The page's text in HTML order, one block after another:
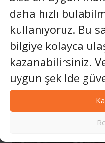
daha hızlı
kullanıyoruz. Bu
bilgiye kolayca
kazanabilirsiniz.
uygun şekilde
Profesyonelleri için Pratik Bir
Karşılaştırma
Similar Posts